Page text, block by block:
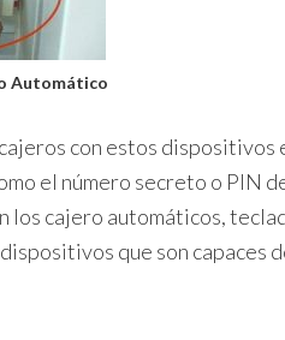
Automático
con estos dispositivos
el número secreto o PIN
los cajero automáticos,
que son capaces